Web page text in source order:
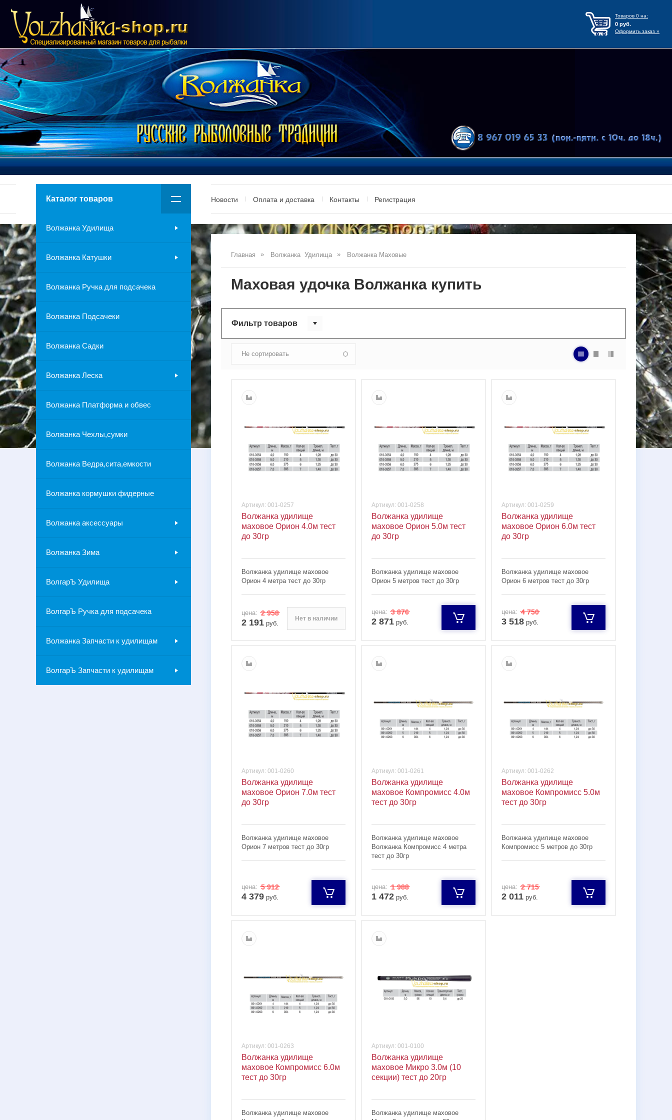
Товаров 0 на:
0 руб.
Оформить заказ »
Каталог товаров
Волжанка Удилища
Волжанка Катушки
Волжанка Ручка для подсачека
Волжанка Подсачеки
Волжанка Садки
Волжанка Леска
Волжанка Платформа и обвес
Волжанка Чехлы,сумки
Волжанка Ведра,сита,емкости
Волжанка кормушки фидерные
Волжанка аксессуары
Волжанка Зима
ВолгарЪ Удилища
ВолгарЪ Ручка для подсачека
Волжанка Запчасти к удилищам
ВолгарЪ Запчасти к удилищам
Новости Оплата и доставка Контакты Регистрация
Главная Волжанка  Удилища Волжанка Маховые
Маховая удочка Волжанка купить
Фильтр товаров
Не сортировать
Артикул: 001-0257
Волжанка удилище
маховое Орион 4.0м тест
до 30гр
Волжанка удилище маховое
Орион 4 метра тест до 30гр
цена: 2 958
2 191 руб.
Нет в наличии
Артикул: 001-0258
Волжанка удилище
маховое Орион 5.0м тест
до 30гр
Волжанка удилище маховое
Орион 5 метров тест до 30гр
цена: 3 876
2 871руб.
Артикул: 001-0259
Волжанка удилище
маховое Орион 6.0м тест
до 30гр
Волжанка удилище маховое
Орион 6 метров тест до 30гр
цена: 4 750
3 518руб.
Артикул: 001-0260
Волжанка удилище
маховое Орион 7.0м тест
до 30гр
Волжанка удилище маховое
Орион 7 метров тест до 30гр
цена: 5 912
4 379 руб.
Артикул: 001-0261
Волжанка удилище
маховое Компромисс 4.0м
тест до 30гр
Волжанка удилище маховое
Волжанка Компромисс 4 метра
тест до 30гр
цена: 1 988
1 472руб.
Артикул: 001-0262
Волжанка удилище
маховое Компромисс 5.0м
тест до 30гр
Волжанка удилище маховое
Компромисс 5 метров до 30гр
цена: 2 715
2 011руб.
Артикул: 001-0263
Волжанка удилище
маховое Компромисс 6.0м
тест до 30гр
Волжанка удилище маховое
Артикул: 001-0100
Волжанка удилище
маховое Микро 3.0м (10
секции) тест до 20гр
Волжанка удилище маховое